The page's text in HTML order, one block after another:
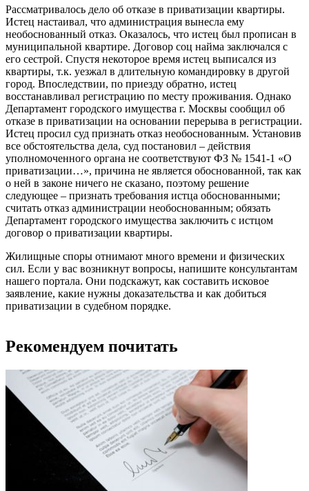
Рассматривалось дело об отказе в приватизации квартиры.
Истец настаивал, что администрация вынесла ему
необоснованный отказ. Оказалось, что истец был прописан в
муниципальной квартире. Договор соц найма заключался с
его сестрой. Спустя некоторое время истец выписался из
квартиры, т.к. уезжал в длительную командировку в другой
город. Впоследствии, по приезду обратно, истец
восстанавливал регистрацию по месту проживания. Однако
Департамент городского имущества г. Москвы сообщил об
отказе в приватизации на основании перерыва в регистрации.
Истец просил суд признать отказ необоснованным. Установив
все обстоятельства дела, суд постановил – действия
уполномоченного органа не соответствуют ФЗ № 1541-1 «О
приватизации…», причина не является обоснованной, так как
о ней в законе ничего не сказано, поэтому решение
следующее – признать требования истца обоснованными;
считать отказ администрации необоснованным; обязать
Департамент городского имущества заключить с истцом
договор о приватизации квартиры.
Жилищные споры отнимают много времени и физических
сил. Если у вас возникнут вопросы, напишите консультантам
нашего портала. Они подскажут, как составить исковое
заявление, какие нужны доказательства и как добиться
приватизации в судебном порядке.
Рекомендуем почитать